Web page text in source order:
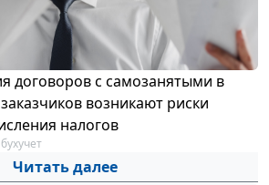
договоров с самозанятыми в
возникают риски
налогов
Читать далее